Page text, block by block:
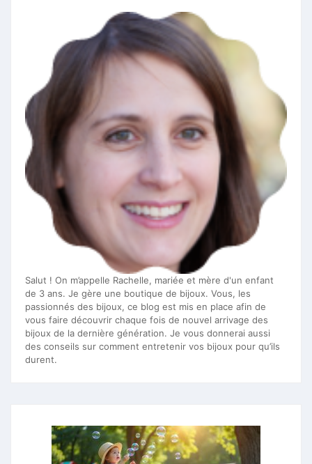
Salut ! On m’appelle Rachelle, mariée et mère d'un enfant
de 3 ans. Je gère une boutique de bijoux. Vous, les
passionnés des bijoux, ce blog est mis en place afin de
vous faire découvrir chaque fois de nouvel arrivage des
bijoux de la dernière génération. Je vous donnerai aussi
des conseils sur comment entretenir vos bijoux pour qu’ils
durent.